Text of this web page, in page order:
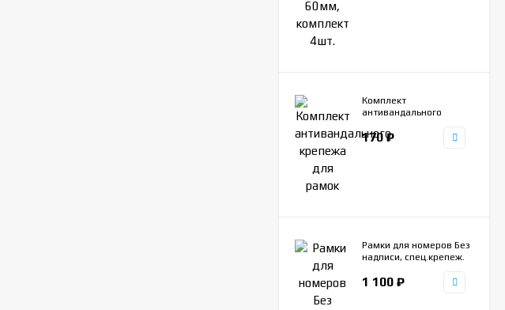
Комплект
антивандального
170₽
Рамки для номеров Без
надписи, спец.крепеж.
Нержавеющая сталь
1 100 ₽